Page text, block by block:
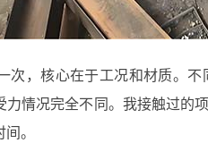
次，核心在于工况和材质。
情况完全不同。我接触过的
。